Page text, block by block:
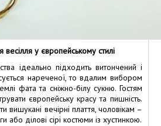
у європейському стилі
ідеально підходить витончений і
нареченої, то вдалим вибором
фата та сніжно-білу сукню. Гостям
європейську красу та пишність.
вишукані вечірні плаття, чоловікам –
або ділові сірі костюми із хустинкою.